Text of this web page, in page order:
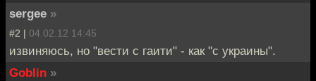
sergee »
#2 | 04.02.12 14:45
извиняюсь, но "вести с гаити" - как "с украины".
Goblin »